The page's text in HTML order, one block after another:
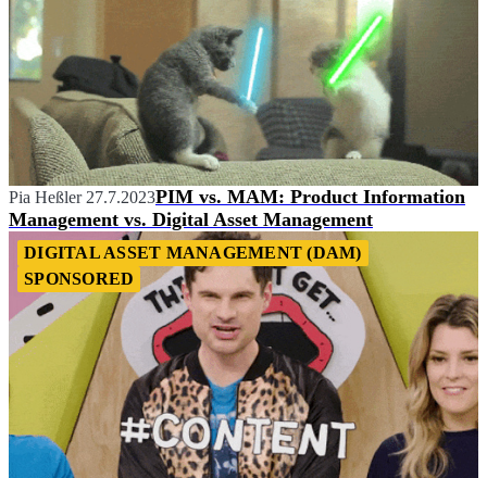
Pia Heßler 27.7.2023PIM vs. MAM: Product Information
Management vs. Digital Asset Management
DIGITAL ASSET MANAGEMENT (DAM)
SPONSORED